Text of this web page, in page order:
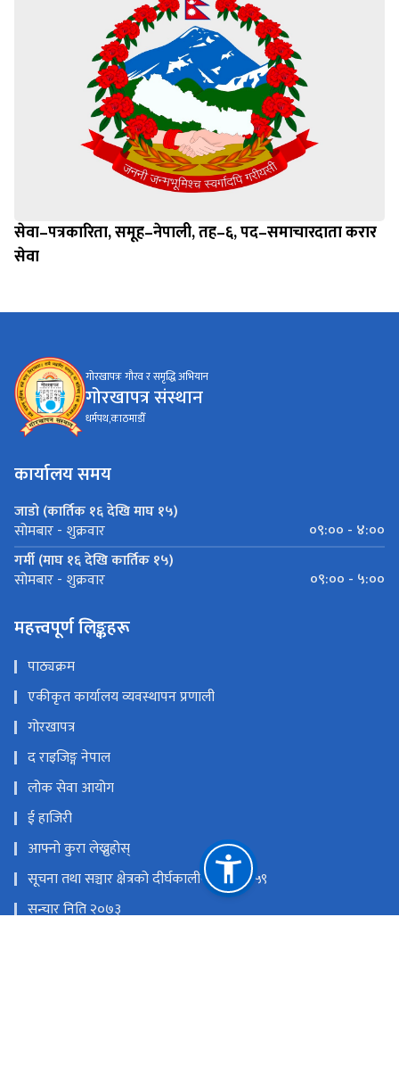
सेवा–पत्रकारिता, समूह–नेपाली, तह–६, पद–समाचारदाता करार
सेवा
गोरखापत्रः गौरव र समृद्धि अभियान
गोरखापत्र संस्थान
धर्मपथ,काठमाडौँ
कार्यालय समय
जाडो (कार्तिक १६ देखि माघ १५)
सोमबार - शुक्रवार
०९:०० - ४:००
गर्मी (माघ १६ देखि कार्तिक १५)
सोमबार - शुक्रवार ०९:०० - ५:००
महत्त्वपूर्ण लिङ्कहरू
पाठ्यक्रम
एकीकृत कार्यालय व्यवस्थापन प्रणाली
गोरखापत्र
द राइजिङ्ग नेपाल
लोक सेवा आयोग
ई हाजिरी
आफ्नो कुरा लेख्नुहोस्
सूचना तथा सञ्चार क्षेत्रको दीर्घकालीन नीति २०५९
सन्चार निति २०७३